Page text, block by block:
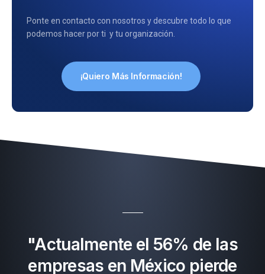
Ponte en contacto con nosotros y descubre todo lo que
podemos hacer por ti y tu organización.
¡Quiero Más Información!
"Actualmente el 56% de las
empresas en México pierde